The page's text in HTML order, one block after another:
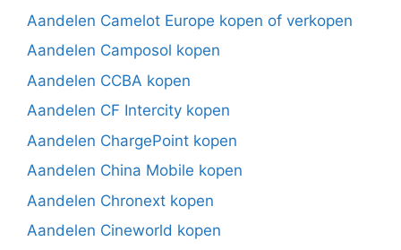
Aandelen Camelot Europe kopen of verkopen
Aandelen Camposol kopen
Aandelen CCBA kopen
Aandelen CF Intercity kopen
Aandelen ChargePoint kopen
Aandelen China Mobile kopen
Aandelen Chronext kopen
Aandelen Cineworld kopen